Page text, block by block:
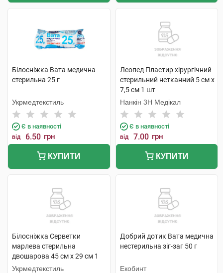
Білосніжка Вата медична
стерильна 25 г
Укрмедтекстиль
Є в наявності
від 6.50 грн
КУПИТИ
Леопед Пластир хірургічний
стерильний нетканний 5 см х
7,5 см 1 шт
Нанкін 3H Медікал
Є в наявності
від 7.00 грн
КУПИТИ
Білосніжка Серветки
марлева стерильна
двошарова 45 см х 29 см 1
шт
Укрмедтекстиль
Добрий дотик Вата медична
нестерильна зіг-заг 50 г
Екобинт